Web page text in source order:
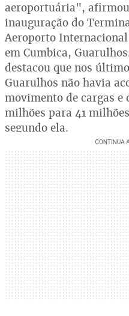
aeroportuária",
inauguração do
Aeroporto
em Cumbica,
destacou que nos
Guarulhos não havia
movimento de cargas e
milhões para 41
segundo ela.